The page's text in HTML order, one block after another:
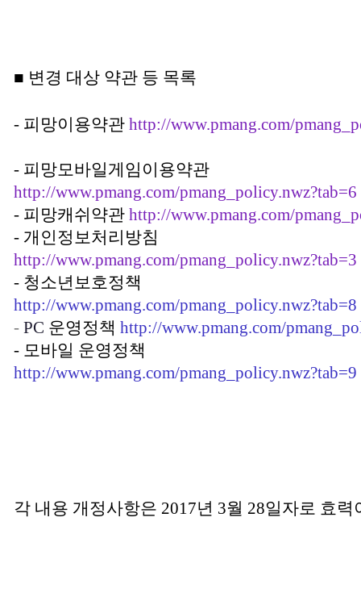
■ 변경 대상 약관 등 목록
- 피망이용약관 http://www.pmang.com/
- 피망모바일게임이용약관
http://www.pmang.com/pmang_policy.nwz?tab=6
- 피망캐쉬약관 http://www.pmang.com/
- 개인정보처리방침
http://www.pmang.com/pmang_policy.nwz?tab=3
- 청소년보호정책
http://www.pmang.com/pmang_policy.nwz?tab=8
- PC 운영정책 http://www.pmang.com/
- 모바일 운영정책
http://www.pmang.com/pmang_policy.nwz?tab=9
각 내용 개정사항은 2017년 3월 28일자로 효력